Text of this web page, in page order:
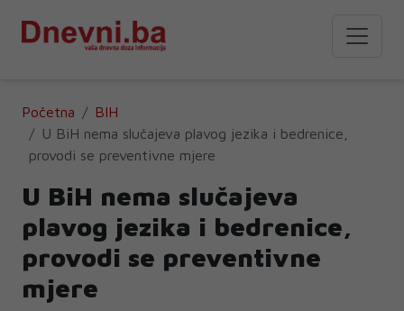
Početna
BIH
U BiH nema slučajeva plavog jezika i bedrenice,
provodi se preventivne mjere
U BiH nema slučajeva
plavog jezika i bedrenice,
provodi se preventivne
mjere